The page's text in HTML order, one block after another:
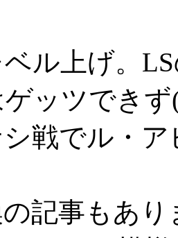
ル上げ。
ッツできず
戦でル・
記事もあ